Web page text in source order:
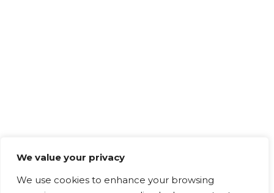
We value your privacy
We use cookies to enhance your browsing